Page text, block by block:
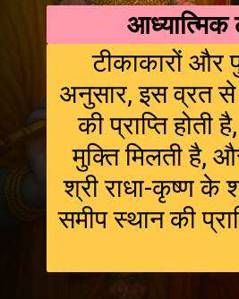
आध्यात्मिक
टीकाकारों और
अनुसार, इस व्रत से
की प्राप्ति होती
मुक्ति मिलती है,
श्री राधा-कृष्ण के
समीप स्थान की